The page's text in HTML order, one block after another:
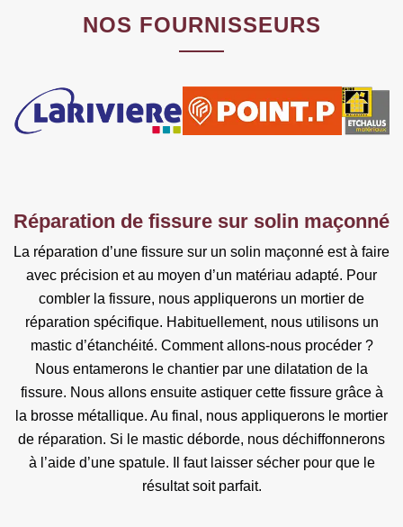
NOS FOURNISSEURS
Réparation de fissure sur solin maçonné
La réparation d’une fissure sur un solin maçonné est à faire
avec précision et au moyen d’un matériau adapté. Pour
combler la fissure, nous appliquerons un mortier de
réparation spécifique. Habituellement, nous utilisons un
mastic d’étanchéité. Comment allons-nous procéder ?
Nous entamerons le chantier par une dilatation de la
fissure. Nous allons ensuite astiquer cette fissure grâce à
la brosse métallique. Au final, nous appliquerons le mortier
de réparation. Si le mastic déborde, nous déchiffonnerons
à l’aide d’une spatule. Il faut laisser sécher pour que le
résultat soit parfait.